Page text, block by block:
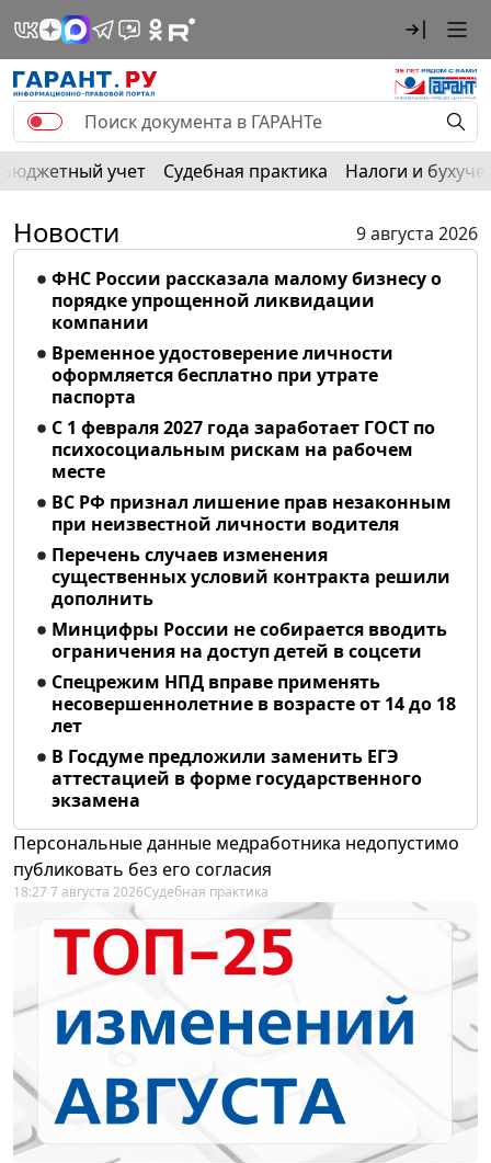
Бюджетный учет Судебная практика Налоги и
Новости
9 августа 2026
ФНС России рассказала малому бизнесу о
порядке упрощенной ликвидации
компании
Временное удостоверение личности
оформляется бесплатно при утрате
паспорта
С 1 февраля 2027 года заработает ГОСТ по
психосоциальным рискам на рабочем
месте
ВС РФ признал лишение прав незаконным
при неизвестной личности водителя
Перечень случаев изменения
существенных условий контракта решили
дополнить
Минцифры России не собирается вводить
ограничения на доступ детей в соцсети
Спецрежим НПД вправе применять
несовершеннолетние в возрасте от 14 до 18
лет
В Госдуме предложили заменить ЕГЭ
аттестацией в форме государственного
экзамена
Персональные данные медработника недопустимо
публиковать без его согласия
18:27 7 августа 2026Судебная практика